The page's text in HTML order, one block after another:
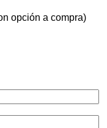
opción a compra)